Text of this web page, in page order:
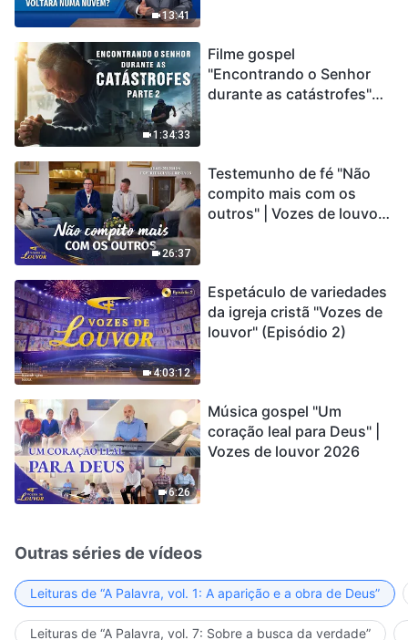
13:41
1:34:33
Filme gospel
"Encontrando o Senhor
durante as catástrofes"
catástrofes ccontecem, a
humanidade está
entrando em contagem
26:37
Testemunho de fé "Não
compito mais com os
outros" | Vozes de louvor
4:03:12
Espetáculo de variedades
da igreja cristã "Vozes de
louvor" (Episódio 2)
6:26
Música gospel "Um
coração leal para Deus" |
Vozes de louvor 2026
Outras séries de vídeos
Leituras de “A Palavra, vol. 1: A aparição e a obra de Deus”
Leituras de “A Palavra, vol. 7: Sobre a busca da verdade”